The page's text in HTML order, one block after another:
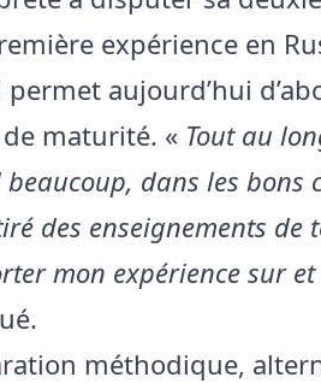
expérience en
aujourd’hui
maturité. « Tout au
dans les bons
des enseignements de
mon expérience sur et
méthodique,